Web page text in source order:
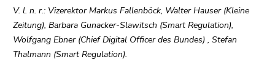
2)
Zur
Hauptnavigation
(Zugriffstaste
V. l. n. r.: Vizerektor Markus Fallenböck, Walter Hauser (Kleine
Zeitung), Barbara Gunacker-Slawitsch (Smart Regulation),
Wolfgang Ebner (Chief Digital Officer des Bundes) , Stefan
Thalmann (Smart Regulation).